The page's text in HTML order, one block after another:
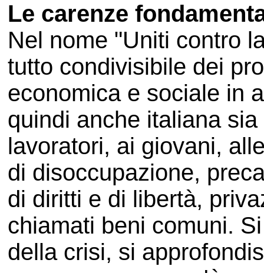
Le carenze
Nel nome "Uniti contro
tutto condivisibile dei
economica e sociale in
quindi anche italiana
lavoratori, ai giovani,
di disoccupazione,
di diritti e di libertà,
chiamati beni comuni.
della crisi, si